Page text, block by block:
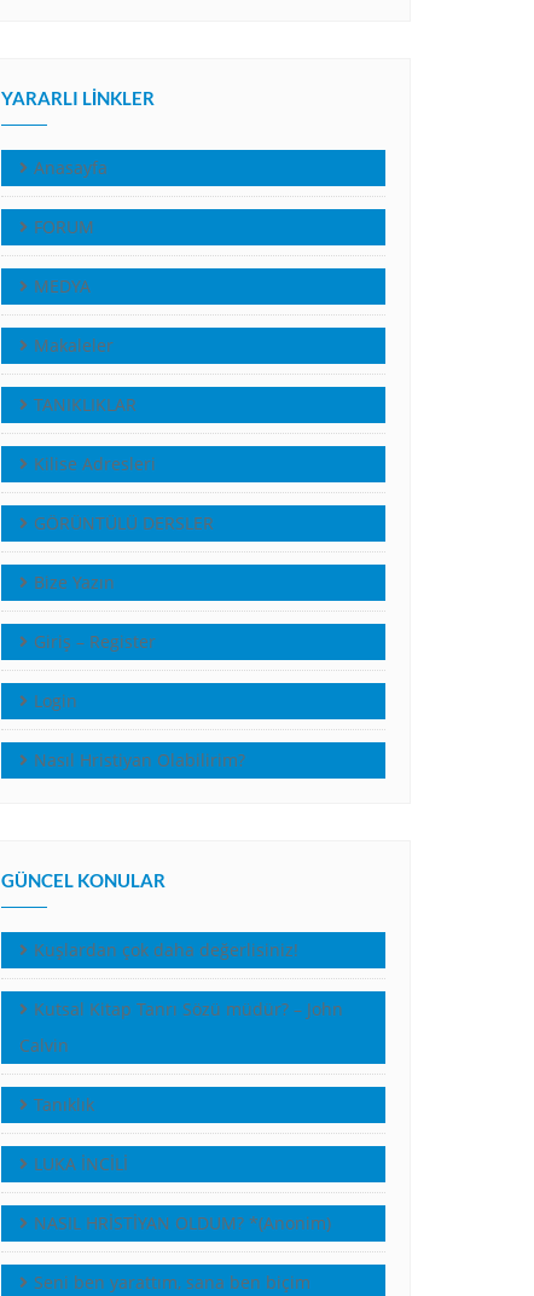
YARARLI LINKLER
Anasayfa
FORUM
MEDYA
Makaleler
TANIKLIKLAR
Kilise Adresleri
GÖRÜNTÜLÜ DERSLER
Bize Yazın
Giriş – Register
Login
Nasıl Hristiyan Olabilirim?
GÜNCEL KONULAR
Kuşlardan çok daha değerlisiniz!
Kutsal Kitap Tanrı Sözü müdür? – John
Calvin
Tanıklık
LUKA İNCİLİ
NASIL HRİSTİYAN OLDUM? *(Anonim)
Seni ben yarattım, sana ben biçim